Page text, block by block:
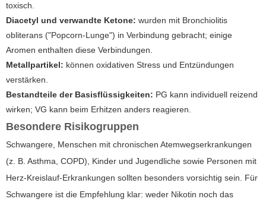
toxisch.
Diacetyl und verwandte Ketone: wurden mit Bronchiolitis
obliterans ("Popcorn-Lunge") in Verbindung gebracht; einige
Aromen enthalten diese Verbindungen.
Metallpartikel: können oxidativen Stress und Entzündungen
verstärken.
Bestandteile der Basisflüssigkeiten: PG kann individuell reizend
wirken; VG kann beim Erhitzen anders reagieren.
Besondere Risikogruppen
Schwangere, Menschen mit chronischen Atemwegserkrankungen
(z. B. Asthma, COPD), Kinder und Jugendliche sowie Personen mit
Herz-Kreislauf-Erkrankungen sollten besonders vorsichtig sein. Für
Schwangere ist die Empfehlung klar: weder Nikotin noch das